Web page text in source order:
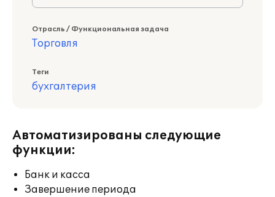
Отрасль / Функциональная задача
Торговля
Теги
бухгалтерия
Автоматизированы следующие
функции:
Банк и касса
Завершение периода